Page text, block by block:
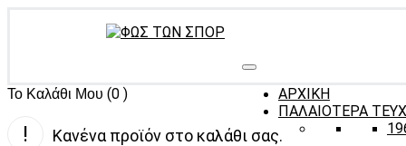
ΑΡΧΙΚΗ
ΠΑΛΑΙΟΤΕΡΑ
Το Καλάθι Μου (0 )
Κανένα προϊόν στο καλάθι σας.